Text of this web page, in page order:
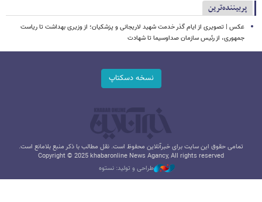
پربیننده‌ترین
عکس | تصویری از ایام گذر خدمت شهید لاریجانی و پزشکیان؛ از وزیری بهداشت تا ریاست
جمهوری، از رئیس سازمان صداوسیما تا شهادت
نسخه دسکتاپ
تمامی حقوق این سایت برای خبرآنلاین محفوظ است. نقل مطالب با ذکر منبع بلامانع است.
Copyright © 2025 khabaronline News Agancy, All rights reserved
طراحی و تولید: نستوه